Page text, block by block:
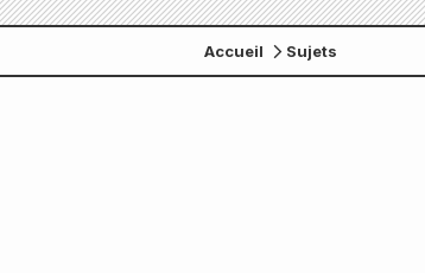
Accueil Sujets